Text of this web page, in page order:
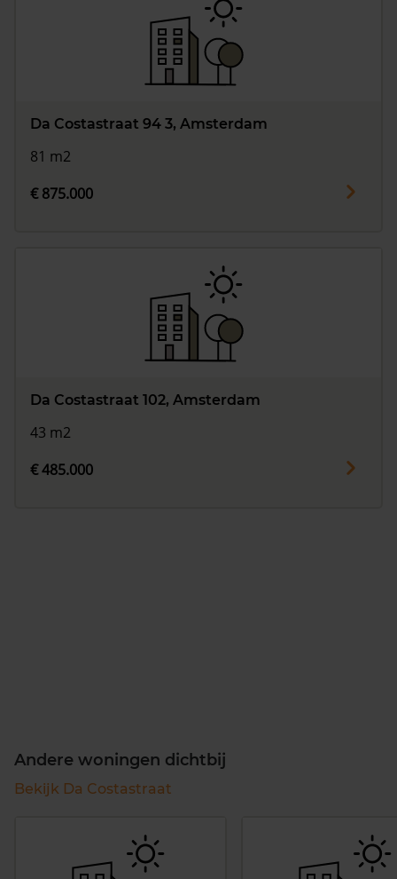
Da Costastraat 94 3, Amsterdam
81 m2
€ 875.000
Da Costastraat 102, Amsterdam
43 m2
€ 485.000
Andere woningen dichtbij
Bekijk Da Costastraat